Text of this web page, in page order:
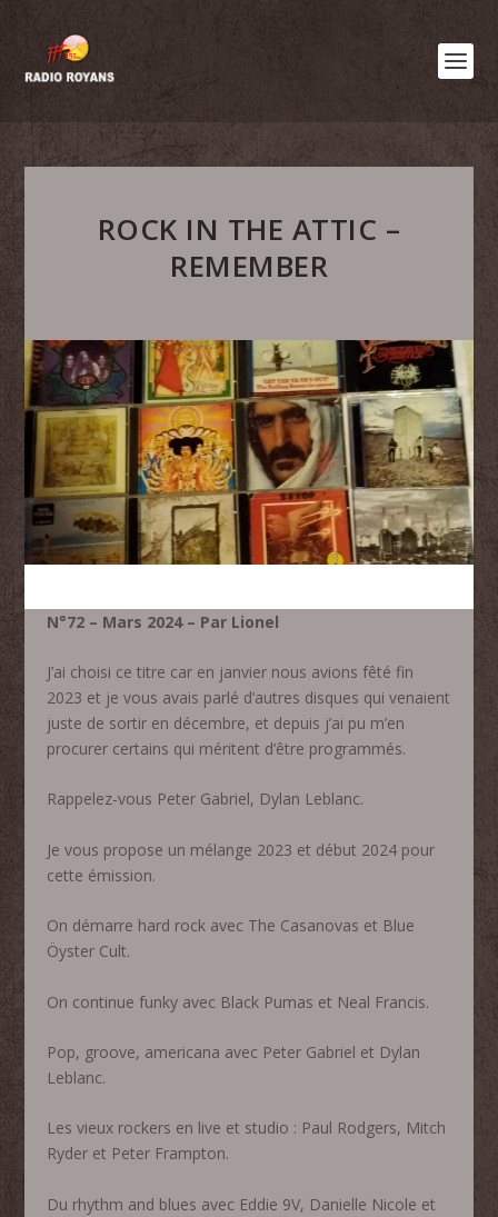
ROCK IN THE ATTIC –
REMEMBER
N°72 – Mars 2024 – Par Lionel
J’ai choisi ce titre car en janvier nous avions fêté fin
2023 et je vous avais parlé d’autres disques qui venaient
juste de sortir en décembre, et depuis j’ai pu m’en
procurer certains qui méritent d’être programmés.
Rappelez-vous Peter Gabriel, Dylan Leblanc.
Je vous propose un mélange 2023 et début 2024 pour
cette émission.
On démarre hard rock avec The Casanovas et Blue
Öyster Cult.
On continue funky avec Black Pumas et Neal Francis.
Pop, groove, americana avec Peter Gabriel et Dylan
Leblanc.
Les vieux rockers en live et studio : Paul Rodgers, Mitch
Ryder et Peter Frampton.
Du rhythm and blues avec Eddie 9V, Danielle Nicole et